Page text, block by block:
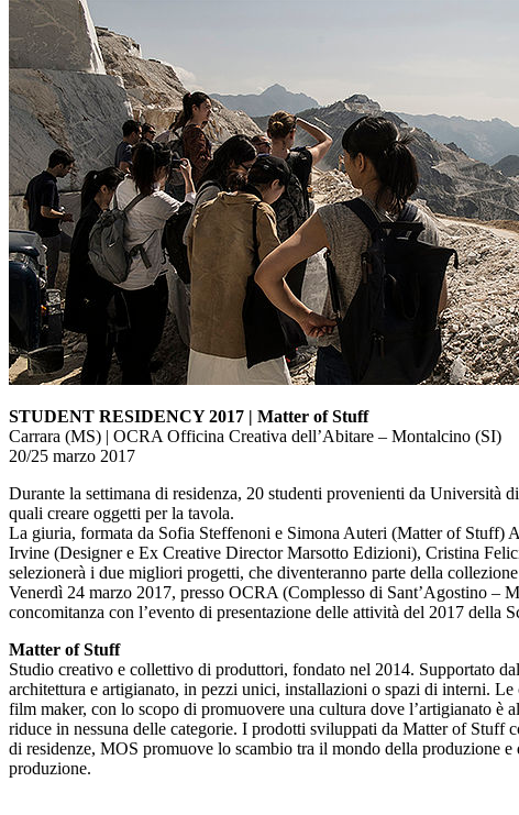
STUDENT RESIDENCY 2017 | Matter of Stuff
Carrara (MS) | OCRA Officina Creativa dell’Abitare – Montalcino (SI)
20/25 marzo 2017
Durante la settimana di residenza, 20 studenti provenienti da
quali creare oggetti per la tavola.
La giuria, formata da Sofia Steffenoni e Simona Auteri (Matter of Stuff)
Irvine (Designer e Ex Creative Director Marsotto Edizioni), Cristina
selezionerà i due migliori progetti, che diventeranno parte della
Venerdì 24 marzo 2017, presso OCRA (Complesso di Sant’Agostino –
concomitanza con l’evento di presentazione delle attività del 2017 della
Matter of Stuff
Studio creativo e collettivo di produttori, fondato nel 2014. Supportato
architettura e artigianato, in pezzi unici, installazioni o spazi di interni.
film maker, con lo scopo di promuovere una cultura dove l’artigianato è
riduce in nessuna delle categorie. I prodotti sviluppati da Matter of Stuff
di residenze, MOS promuove lo scambio tra il mondo della produzione
produzione.